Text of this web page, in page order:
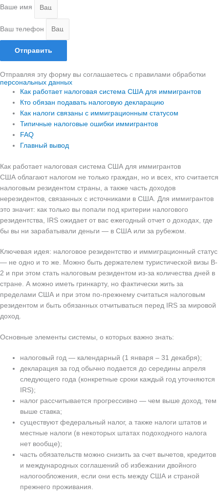
Ваше имя
Ваш телефон
Отправить
Отправляя эту форму вы соглашаетесь с правилами обработки
персональных данных
Как работает налоговая система США для иммигрантов
Кто обязан подавать налоговую декларацию
Как налоги связаны с иммиграционным статусом
Типичные налоговые ошибки иммигрантов
FAQ
Главный вывод
Как работает налоговая система США для иммигрантов
США облагают налогом не только граждан, но и всех, кто считается
налоговым резидентом страны, а также часть доходов
нерезидентов, связанных с источниками в США. Для иммигрантов
это значит: как только вы попали под критерии налогового
резидентства, IRS ожидает от вас ежегодный отчет о доходах, где
бы вы ни зарабатывали деньги — в США или за рубежом.
Ключевая идея: налоговое резидентство и иммиграционный статус
— не одно и то же. Можно быть держателем туристической визы B-
2 и при этом стать налоговым резидентом из-за количества дней в
стране. А можно иметь гринкарту, но фактически жить за
пределами США и при этом по-прежнему считаться налоговым
резидентом и быть обязанных отчитываться перед IRS за мировой
доход.
Основные элементы системы, о которых важно знать:
налоговый год — календарный (1 января – 31 декабря);
декларация за год обычно подается до середины апреля
следующего года (конкретные сроки каждый год уточняются
IRS);
налог рассчитывается прогрессивно — чем выше доход, тем
выше ставка;
существуют федеральный налог, а также налоги штатов и
местные налоги (в некоторых штатах подоходного налога
нет вообще);
часть обязательств можно снизить за счет вычетов, кредитов
и международных соглашений об избежании двойного
налогообложения, если они есть между США и страной
прежнего проживания.